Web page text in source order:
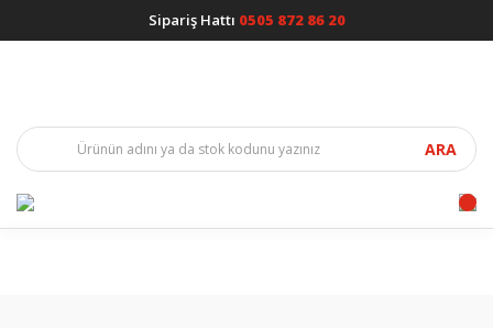
Sipariş Hattı 0505 872 86 20
ARA